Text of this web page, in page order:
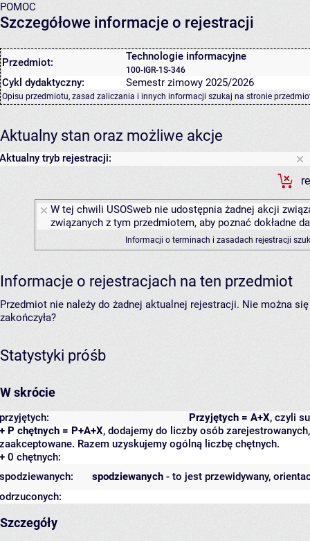
POMOC
Szczegółowe informacje o rejestracji
Przedmiot: Technologie informacyjne
100-IGR-1S-346
Cykl dydaktyczny: Semestr zimowy 2025/2026
Opisu przedmiotu, zasad zaliczania i innych informacji szukaj na stronie
Aktualny stan oraz możliwe akcje
Aktualny tryb rejestracji:
W tej chwili USOSweb nie udostępnia żadnej akcji
związanych z tym przedmiotem, aby poznać dokładne
Informacji o terminach i zasadach rejestracji
Informacje o rejestracjach na ten przedmiot
Przedmiot nie należy do żadnej aktualnej rejestracji. Nie można
zakończyła?
Statystyki próśb
W skrócie
Przyjętych = A+X, czyli
przyjętych:
+ P chętnych = P+A+X, dodajemy do liczby osób
zaakceptowane. Razem uzyskujemy ogólną liczbę chętnych.
+ 0 chętnych:
spodziewanych - to jest przewidywany,
spodziewanych:
odrzuconych:
Szczegóły